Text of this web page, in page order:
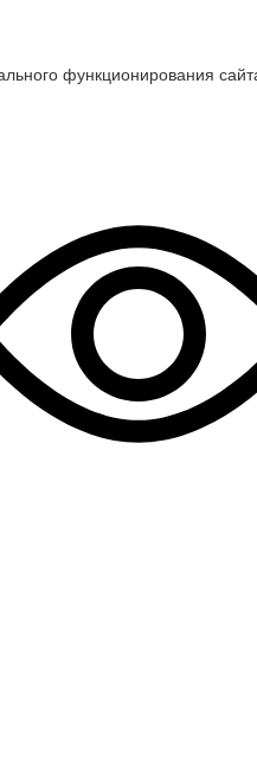
функционирования